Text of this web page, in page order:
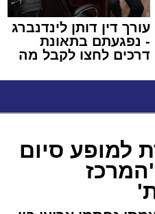
עורך דין דותן לינדנברג
- נפגעתם בתאונת
דרכים לחצו לקבל מה
למופע סיום